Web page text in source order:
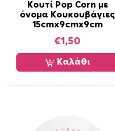
Κουτί Pop Corn με
όνομα Κουκουβάγιες
15cmx9cmx9cm
€1,50
Καλάθι